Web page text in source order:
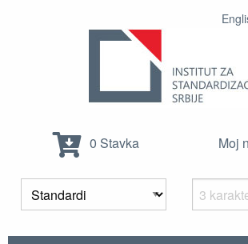
0 Stavka Moj